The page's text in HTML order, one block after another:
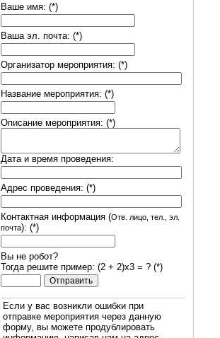
Ваше имя: (*)
Ваша эл. почта: (*)
Организатор мероприятия: (*)
Название мероприятия: (*)
Описание мероприятия: (*)
Дата и время проведения:
Адрес проведения: (*)
Контактная информация (Отв. лицо, тел., эл.
почта): (*)
Вы не робот?
Тогда решите пример: (2 + 2)х3 = ? (*)
Если у вас возникли ошибки при
отправке мероприятия через данную
форму, вы можете продублировать